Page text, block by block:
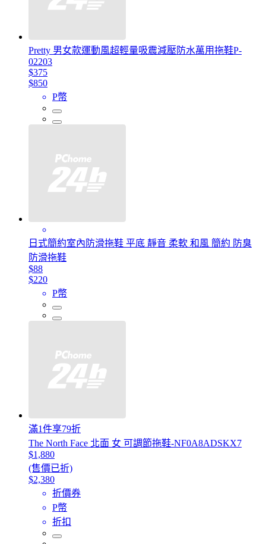
Pretty 男女款運動風超輕量吸震減壓防水萬用拖鞋P-
02203
$375
$850
P幣
日式簡約室內防滑拖鞋 平底 靜音 柔軟 和風 簡約 防臭
防滑拖鞋
$88
$220
P幣
滿1件享79折
The North Face 北面 女 可調節拖鞋-NF0A8ADSKX7
$1,880
(售價已折)
$2,380
折價券
P幣
折扣